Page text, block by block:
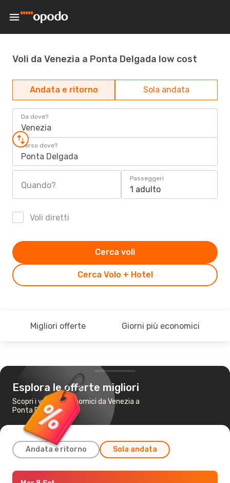
Voli da Venezia a Ponta Delgada low cost
Andata e ritorno Sola andata
Da dove?
Venezia
Verso dove?
Ponta Delgada
Quando?
Passeggeri
1 adulto
Voli diretti
Cerca Volo + Hotel
Cerca voli
Migliori offerte Giorni più economici
Esplora le offerte migliori
Scopri i voli più economici da Venezia a
Ponta Delgada
Andata e ritorno Sola andata